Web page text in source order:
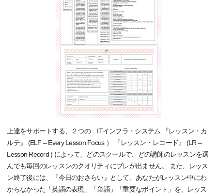
上達をサポートする、２つの ITインフラ・システム 『レッスン・カ
ルテ』 (ELF – Every Lesson Focus ） 『レッスン・レコード』 (LR –
Lesson Record ) によって、どのスクールで、どの講師のレッスンを選
んでも毎回のレッスンのクオリティにブレが出ません。 また、レッス
ン終了後には、『今日のおさらい』として、あなたがレッスン中にわ
からなかった「英語の表現」「単語」「重要なポイント」を、レッス